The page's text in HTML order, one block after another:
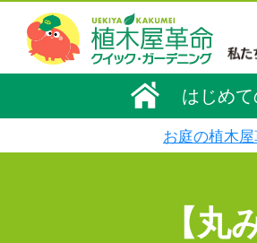
はじめ
お庭の植木
【